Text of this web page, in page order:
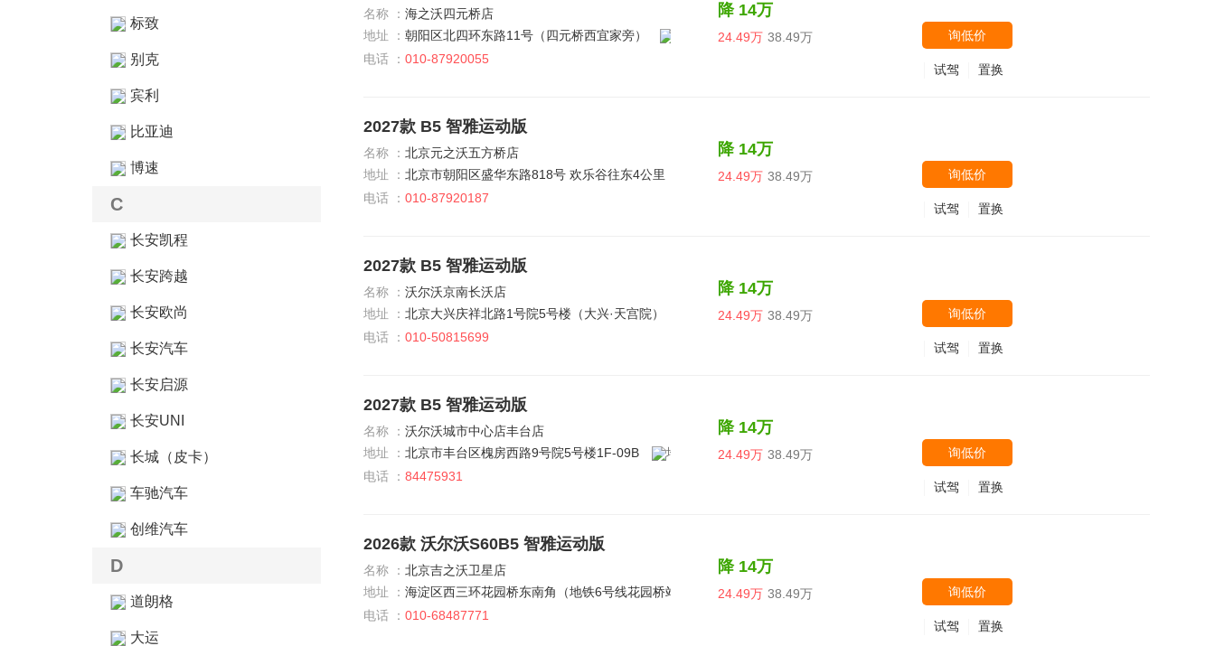
标致
别克
宾利
比亚迪
博速
C
长安凯程
长安跨越
长安欧尚
长安汽车
长安启源
长安UNI
长城（皮卡）
车驰汽车
创维汽车
D
道朗格
大运
名称 ： 海之沃四元桥店
地址 ： 朝阳区北四环东路11号（四元桥西宜家旁）
电话 ： 010-87920055
降 14万
24.49万 38.49万 询低价
置换
试驾
2027款 B5 智雅运动版
名称 ： 北京元之沃五方桥店
地址 ： 北京市朝阳区盛华东路818号 欢乐谷往东4公里
电话 ： 010-87920187
降 14万
24.49万 38.49万 询低价
置换
试驾
2027款 B5 智雅运动版
名称 ： 沃尔沃京南长沃店
地址 ： 北京大兴庆祥北路1号院5号楼（大兴·天宫院）
电话 ： 010-50815699
降 14万
24.49万 38.49万 询低价
置换
试驾
2027款 B5 智雅运动版
名称 ： 沃尔沃城市中心店丰台店
地址 ： 北京市丰台区槐房西路9号院5号楼1F-09B
电话 ： 84475931
降 14万
24.49万 38.49万 询低价
置换
试驾
2026款 沃尔沃S60B5 智雅运动版
名称 ： 北京吉之沃卫星店
地址 ： 海淀区西三环花园桥东南角（地铁6号线花园桥站C出口）
电话 ： 010-68487771
降 14万
24.49万 38.49万 询低价
置换
试驾